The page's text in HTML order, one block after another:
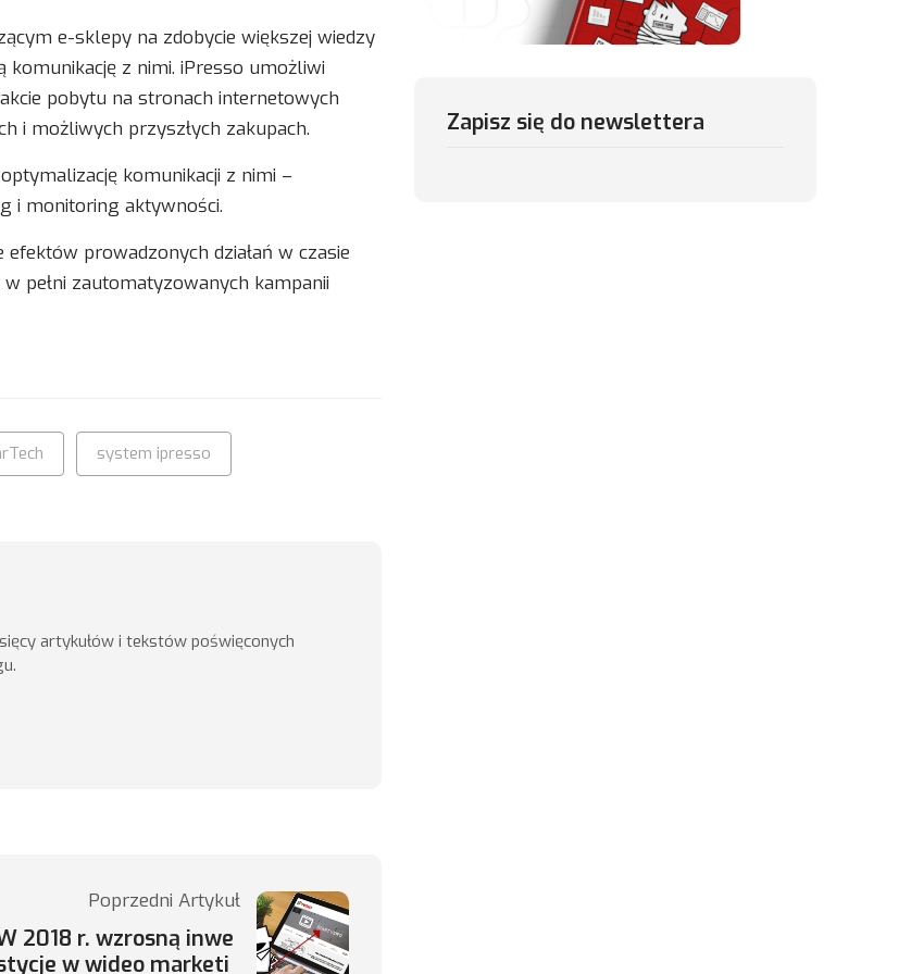
e-sklepy na zdobycie większej wiedzy
z nimi. iPresso umożliwi
pobytu na stronach internetowych
i możliwych przyszłych zakupach.
komunikacji z nimi –
i monitoring aktywności.
prowadzonych działań w czasie
pełni zautomatyzowanych kampanii
system ipresso
artykułów i tekstów poświęconych
Poprzedni Artykuł
2018 r. wzrosną inwe
w wideo marketi
Zapisz się do newslettera